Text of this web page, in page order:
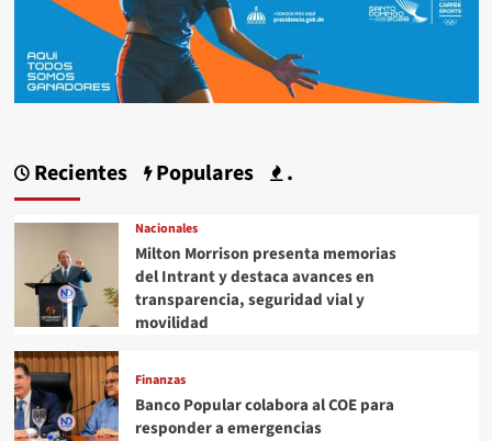
Recientes Populares .
Nacionales
Milton Morrison presenta memorias
del Intrant y destaca avances en
transparencia, seguridad vial y
movilidad
Finanzas
Banco Popular colabora al COE para
responder a emergencias